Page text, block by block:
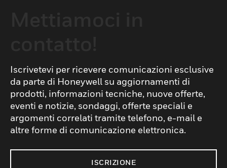
Iscrivetevi per ricevere comunicazioni esclusive
da parte di Honeywell su aggiornamenti di
prodotti, informazioni tecniche, nuove offerte,
eventi e notizie, sondaggi, offerte speciali e
argomenti correlati tramite telefono, e-mail e
altre forme di comunicazione elettronica.
ISCRIZIONE